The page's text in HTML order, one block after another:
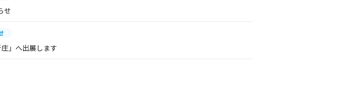
せ
庄」へ出展します